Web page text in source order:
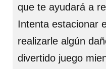
que te ayudará a
Intenta estacionar
realizarle algún
divertido juego